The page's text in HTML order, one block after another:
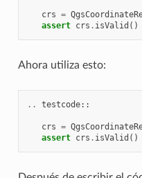
crs =
assert crs . isValid ()
Ahora utiliza esto:
.. testcode::
crs =
assert crs . isValid ()